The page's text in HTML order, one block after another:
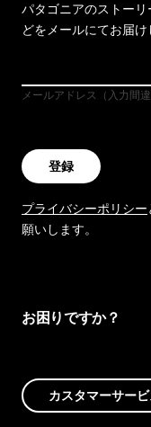
パタゴニアのストー
どをメールにてお届け
メールアドレス（入力間
登録
プライバシーポリシー
願いします。
お困りですか？
カスタマーサー